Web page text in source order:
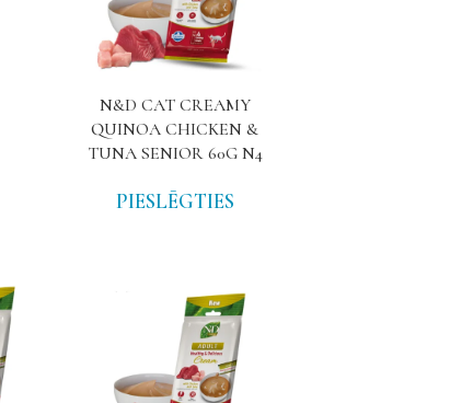
N&D CAT CREAMY
QUINOA CHICKEN &
TUNA SENIOR 60G N4
PIESLĒGTIES